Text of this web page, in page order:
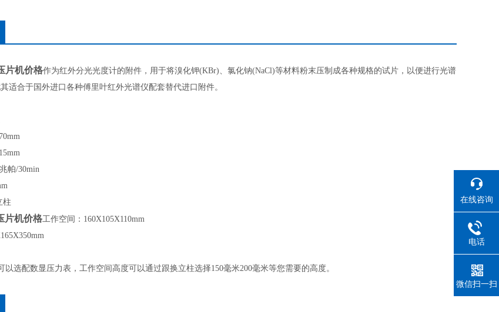
片机价格作为红外分光光度计的附件，用于将溴化钾(KBr)、氯化钠(NaCl)等材料粉末压制成各种规格的试片，以便进行光谱
适合于国外进口各种傅里叶红外光谱仪配套替代进口附件。
帕/30min
柱
片机价格工作空间：160X105X110mm
以选配数显压力表，工作空间高度可以通过跟换立柱选择150毫米200毫米等您需要的高度。
在线咨询
电话
微信扫一扫